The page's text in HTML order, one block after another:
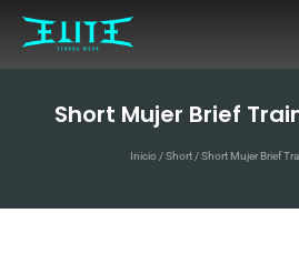
Short Mujer Brief
Inicio/Short/ Short Mujer Brief